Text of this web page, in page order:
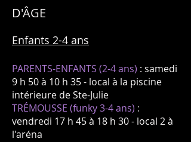
D'ÂGE
Enfants 2-4 ans
PARENTS-ENFANTS (2-4ans) : samedi
9 h 50 à 10 h 35 - local à la piscine
intérieure de Ste-Julie
TRÉMOUSSE (funky 3-4 ans) :
vendredi 17 h 45 à 18 h 30 - local 2 à
l'aréna